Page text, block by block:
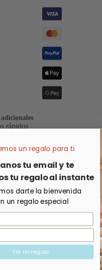
rápidos
al cliente personalizada
seguro
garantizada
Información
un regalo para ti
tu email y te
tu regalo al instante
darte la bienvenida
un regalo especial
Ver mi regalo